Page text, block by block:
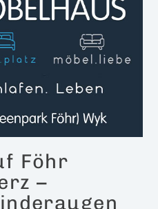
Föhr
–